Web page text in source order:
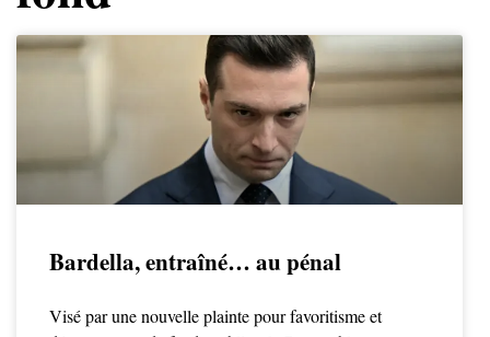
Bardella, entraîné… au pénal
Visé par une nouvelle plainte pour favoritisme et